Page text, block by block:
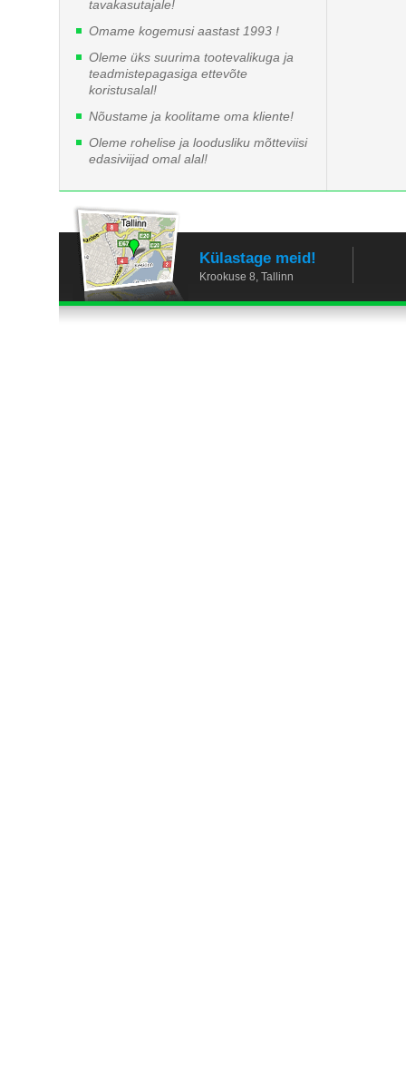
tavakasutajale!
Omame kogemusi aastast 1993 !
Oleme üks suurima tootevalikuga ja
teadmistepagasiga ettevõte
koristusalal!
Nõustame ja koolitame oma kliente!
Oleme rohelise ja loodusliku mõtteviisi
edasiviijad omal alal!
Külastage meid!
Krookuse 8, Tallinn